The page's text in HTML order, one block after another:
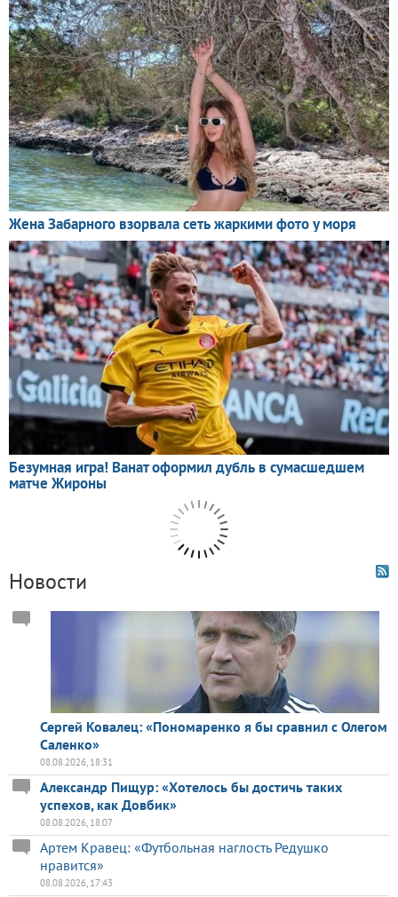
Новости
Сергей Ковалец: «Пономаренко я бы сравнил с Олегом
Саленко»
08.08.2026, 18:31
Александр Пищур: «Хотелось бы достичь таких
успехов, как Довбик»
08.08.2026, 18:07
Артем Кравец: «Футбольная наглость Редушко
нравится»
08.08.2026, 17:43